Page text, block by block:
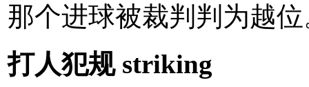
那个进球被裁判判为越
打人犯规 striking